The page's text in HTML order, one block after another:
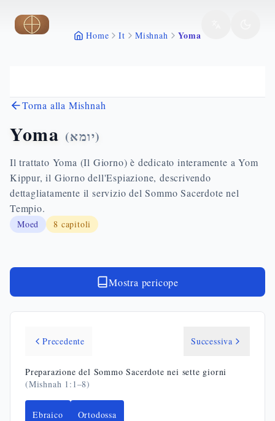
Vai al contenuto principale
Home It Mishnah Yoma
Torna alla Mishnah
Yoma (יומא)
Il trattato Yoma (Il Giorno) è dedicato interamente a Yom
Kippur, il Giorno dell'Espiazione, descrivendo
dettagliatamente il servizio del Sommo Sacerdote nel
Tempio.
Moed 8 capitoli
Mostra pericope
Precedente Successiva
Preparazione del Sommo Sacerdote nei sette giorni
(Mishnah 1 : 1–8)
Ebraico Ortodossa